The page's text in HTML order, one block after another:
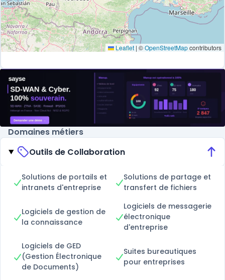
Leaflet | ©OpenStreetMapcontributors
Domaines métiers
Outils de Collaboration
Solutions de portails et
intranets d'entreprise
Solutions de partage et
transfert de fichiers
Logiciels de gestion de
la connaissance
Logiciels de messagerie
électronique
d'entreprise
Logiciels de GED
(Gestion Électronique
de Documents)
Suites bureautiques
pour entreprises